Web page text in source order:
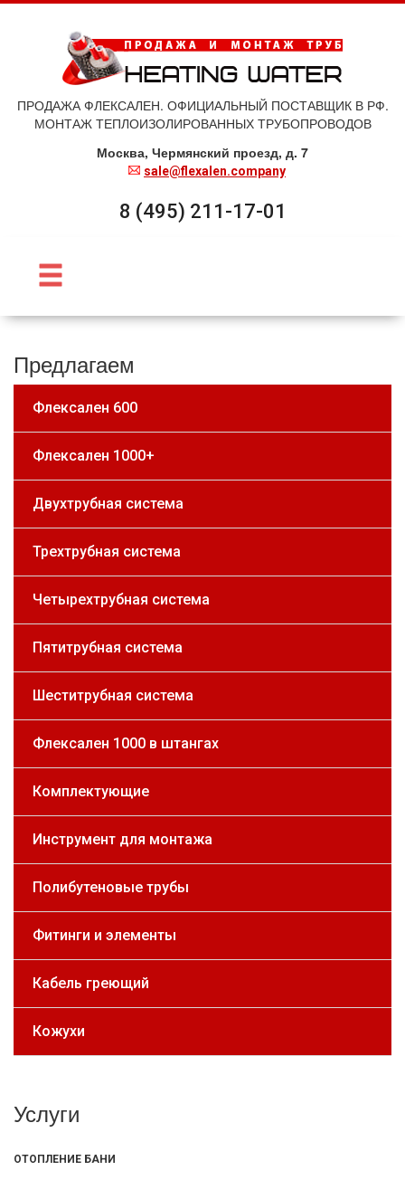
ПРОДАЖА ФЛЕКСАЛЕН. ОФИЦИАЛЬНЫЙ ПОСТАВЩИК В РФ.
МОНТАЖ ТЕПЛОИЗОЛИРОВАННЫХ ТРУБОПРОВОДОВ
Москва, Чермянский проезд, д. 7
sale@flexalen.company
8 (495) 211-17-01
Предлагаем
Флексален 600
Флексален 1000+
Двухтрубная система
Трехтрубная система
Четырехтрубная система
Пятитрубная система
Шеститрубная система
Флексален 1000 в штангах
Комплектующие
Инструмент для монтажа
Полибутеновые трубы
Фитинги и элементы
Кабель греющий
Кожухи
Услуги
ОТОПЛЕНИЕ БАНИ